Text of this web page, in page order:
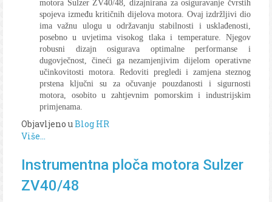
motora Sulzer ZV40/48, dizajnirana za osiguravanje čvrstih
spojeva između kritičnih dijelova motora. Ovaj izdržljivi dio
ima važnu ulogu u održavanju stabilnosti i usklađenosti,
posebno u uvjetima visokog tlaka i temperature. Njegov
robusni dizajn osigurava optimalne performanse i
dugovječnost, čineći ga nezamjenjivim dijelom operativne
učinkovitosti motora. Redoviti pregledi i zamjena steznog
prstena ključni su za očuvanje pouzdanosti i sigurnosti
motora, osobito u zahtjevnim pomorskim i industrijskim
primjenama.
Objavljeno uBlog HR
Više...
Instrumentna ploča motora Sulzer
ZV40/48